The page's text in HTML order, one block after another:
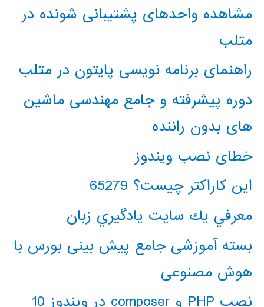
مشاهده واحدهای پشتیبانی شونده در
متلب
راهنمای برنامه نویسی پایتون در متلب
دوره پیشرفته و جامع مهندسی ماشین
های بدون راننده
خطای نصب ویندوز
این کاراکتر چیست؟ 65279
معرفي يك سايت يادگيري زبان
بسته آموزشی جامع پیش بینی بورس با
هوش مصنوعی
نصب PHP و composer در ویندوز 10